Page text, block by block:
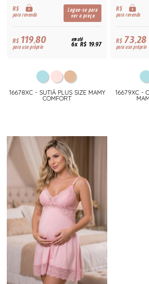
R$
para revenda
Logue-se para
ver o preço
R$119,80
para uso próprio
em até
6x R$ 19,97
16678XC - SUTIÃ PLUS SIZE MAMY
COMFORT
R$
para revenda
R$73,28
para uso próprio
16679XC -